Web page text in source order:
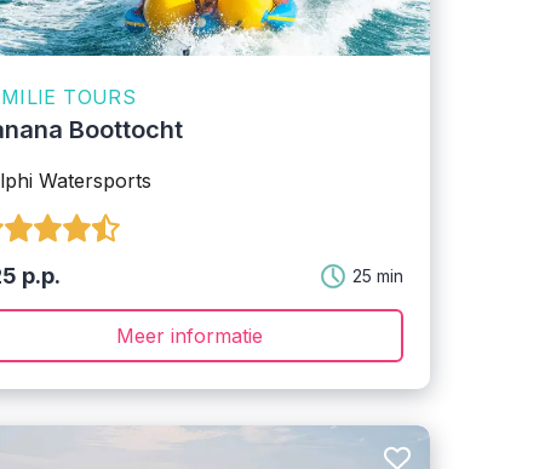
TOURS
Boottocht
Watersports
p.p. 25 min
Meer informatie